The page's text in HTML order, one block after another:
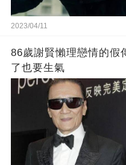
2023/04/11
86歲謝賢懶理戀情的假
了也要生氣